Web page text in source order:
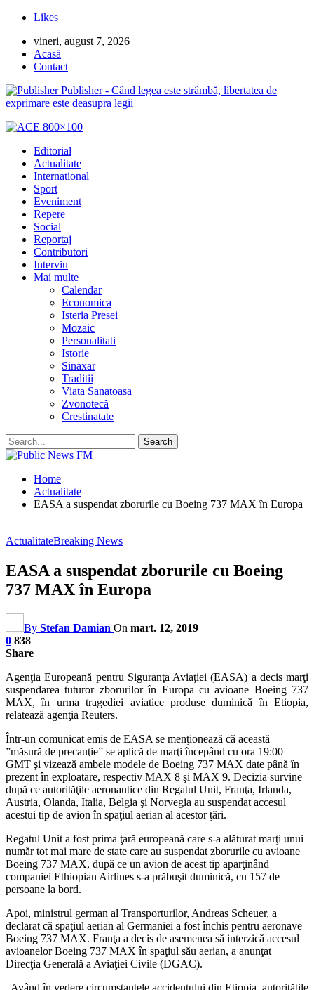
Likes
vineri, august 7, 2026
Acasă
Contact
Publisher - Când legea este strâmbă, libertatea de
exprimare este deasupra legii
Editorial
Actualitate
International
Sport
Eveniment
Repere
Social
Reportaj
Contributori
Interviu
Mai multe
Calendar
Economica
Isteria Presei
Mozaic
Personalitati
Istorie
Sinaxar
Traditii
Viata Sanatoasa
Zvonotecă
Crestinatate
Home
Actualitate
EASA a suspendat zborurile cu Boeing 737 MAX în Europa
ActualitateBreaking News
EASA a suspendat zborurile cu Boeing
737 MAX în Europa
By Stefan Damian On mart. 12, 2019
0 838
Share
Agenţia Europeană pentru Siguranţa Aviaţiei (EASA) a decis marţi
suspendarea tuturor zborurilor în Europa cu avioane Boeing 737
MAX, în urma tragediei aviatice produse duminică în Etiopia,
relatează agenţia Reuters.
Într-un comunicat emis de EASA se menţionează că această
”măsură de precauţie” se aplică de marţi începând cu ora 19:00
GMT şi vizează ambele modele de Boeing 737 MAX date până în
prezent în exploatare, respectiv MAX 8 şi MAX 9. Decizia survine
după ce autorităţile aeronautice din Regatul Unit, Franţa, Irlanda,
Austria, Olanda, Italia, Belgia şi Norvegia au suspendat accesul
acestui tip de avion în spaţiul aerian al acestor ţări.
Regatul Unit a fost prima ţară europeană care s-a alăturat marţi unui
număr tot mai mare de state care au suspendat zborurile cu avioane
Boeing 737 MAX, după ce un avion de acest tip aparţinând
companiei Ethiopian Airlines s-a prăbuşit duminică, cu 157 de
persoane la bord.
Apoi, ministrul german al Transporturilor, Andreas Scheuer, a
declarat că spaţiul aerian al Germaniei a fost închis pentru aeronave
Boeing 737 MAX. Franţa a decis de asemenea să interzică accesul
avioanelor Boeing 737 MAX în spaţiul său aerian, a anunţat
Direcţia Generală a Aviaţiei Civile (DGAC).
„Având în vedere circumstanţele accidentului din Etiopia, autorităţile